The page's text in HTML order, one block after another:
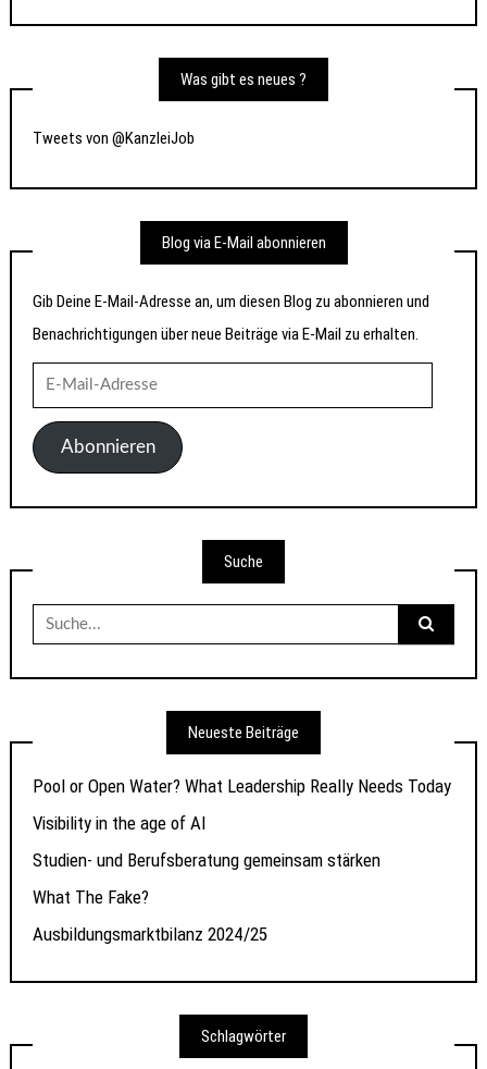
Was gibt es neues ?
Tweets von @KanzleiJob
Blog via E-Mail abonnieren
Gib Deine E-Mail-Adresse an, um diesen Blog zu abonnieren und
Benachrichtigungen über neue Beiträge via E-Mail zu erhalten.
Mail-
AdresseAbonnieren
Suche
Suche
nach:
Neueste Beiträge
Pool or Open Water? What Leadership Really Needs Today
Visibility in the age of AI
Studien- und Berufsberatung gemeinsam stärken
What The Fake?
Ausbildungsmarktbilanz 2024/25
Schlagwörter